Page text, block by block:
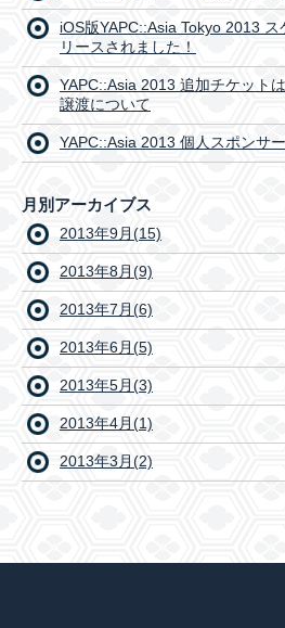
iOS版YAPC::Asia Tokyo 2013
リースされました！
YAPC::Asia 2013 追加チケット
譲渡について
YAPC::Asia 2013 個人スポンサ
月別アーカイブス
2013年9月(15)
2013年8月(9)
2013年7月(6)
2013年6月(5)
2013年5月(3)
2013年4月(1)
2013年3月(2)